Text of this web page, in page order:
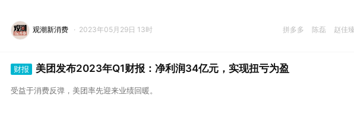
拼多多 陈磊 赵佳臻
观潮新消费 · 2023年05月29日 13时
财报 美团发布2023年Q1财报：净利润34亿元，实现扭亏为盈
受益于消费反弹，美团率先迎来业绩回暖。